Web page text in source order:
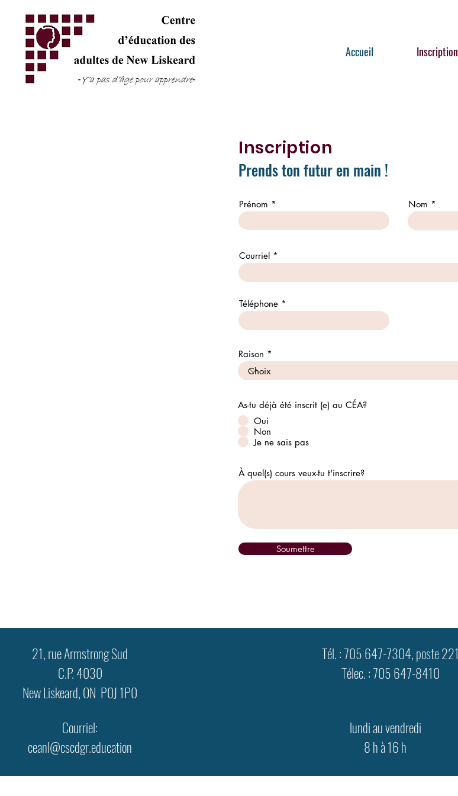
Accueil Inscription
Inscription
Prends ton futur en main !
Prénom Nom
Courriel
Téléphone
Raison
As-tu déjà été inscrit (e) au CÉA?
Oui
Non
Je ne sais pas
À quel(s) cours veux-tu t'inscrire?
Soumettre
21, rue Armstrong Sud
C.P. 4030
New Liskeard, ON P0J 1P0
Courriel:
ceanl@cscdgr.education
Tél. : 705 647-7304, poste 221
Télec. : 705 647-8410
lundi au vendredi
8 h à 16 h